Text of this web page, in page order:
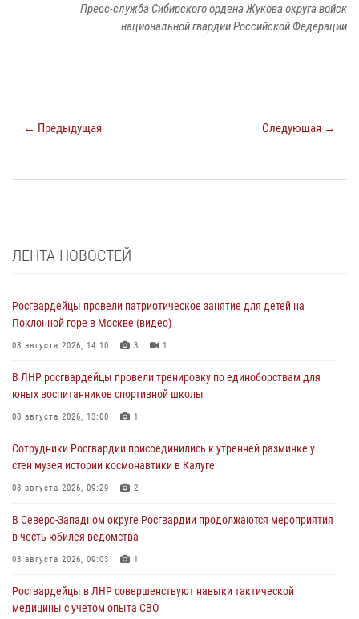
Пресс-служба Сибирского ордена Жукова округа войск
национальной гвардии Российской Федерации
← Предыдущая Следующая →
ЛЕНТА НОВОСТЕЙ
Росгвардейцы провели патриотическое занятие для детей на
Поклонной горе в Москве (видео)
08 августа 2026, 14:10 3 1
В ЛНР росгвардейцы провели тренировку по единоборствам для
юных воспитанников спортивной школы
08 августа 2026, 13:00 1
Сотрудники Росгвардии присоединились к утренней разминке у
стен музея истории космонавтики в Калуге
08 августа 2026, 09:29 2
В Северо-Западном округе Росгвардии продолжаются мероприятия
в честь юбилея ведомства
08 августа 2026, 09:03 1
Росгвардейцы в ЛНР совершенствуют навыки тактической
медицины с учетом опыта СВО